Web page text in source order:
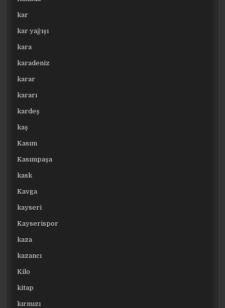
kar
kar yağışı
kara
karadeniz
karar
kararı
kardeş
kaş
Kasım
Kasımpaşa
kask
Kavga
kayseri
Kayserispor
kaza
kazancı
Kilo
kitap
kırmızı